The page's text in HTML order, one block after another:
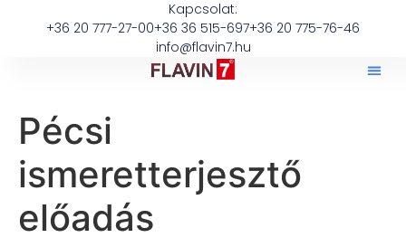
Kapcsolat:
+36 20 777-27-00+36 36 515-697+36 20 775-76-46
info@flavin7.hu
Pécsi
ismeretterjesztő
előadás